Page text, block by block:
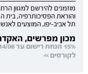
מוזמנים להירשם למגוון
והוראת הפסיכותרפיה,
תל אביב-יפו, המוצעים
מכון מפרשים,
לקורסים >>